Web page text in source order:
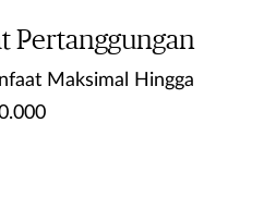
Pertanggungan
Maksimal Hingga